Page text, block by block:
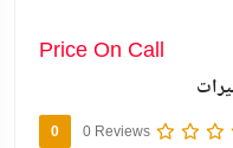
Price On Call
0 0 Reviews